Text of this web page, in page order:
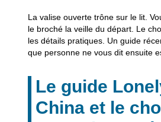
La valise ouverte trône sur le lit.
le broché la veille du départ. Le
les détails pratiques. Un guide
que personne ne vous dit ensuite
Le guide
China et le